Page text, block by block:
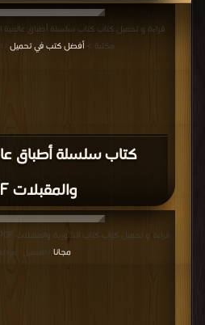
كتاب سلسلة أطباق
والمقبلات PDF
مكتبة >أفضل كتب في تحميل
قراءة و تحميل كتاب كتاب الشوربة والمقبلات PDF مجانا | مكتبة >
مجانا | التحميل : مرة/